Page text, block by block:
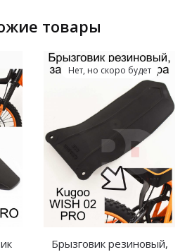
товары
Нет, но скоро будет
Брызговик резиновый,